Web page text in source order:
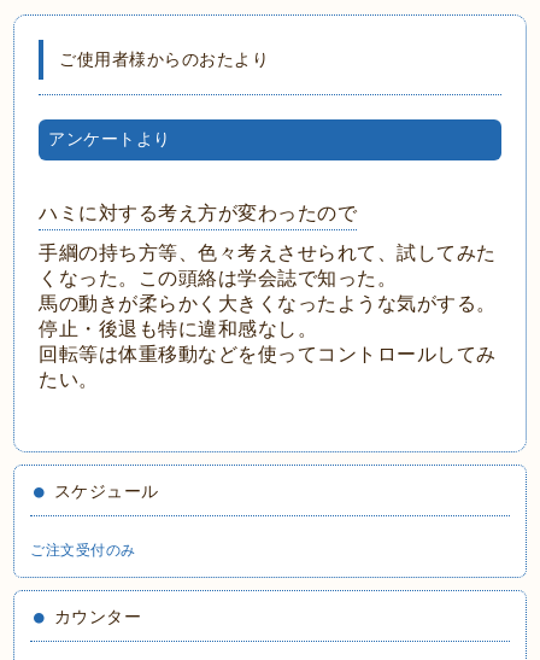
ご使用者様からのおたより
アンケートより
ハミに対する考え方が変わったので
手綱の持ち方等、色々考えさせられて、試してみた
くなった。この頭絡は学会誌で知った。
馬の動きが柔らかく大きくなったような気がする。
停止・後退も特に違和感なし。
回転等は体重移動などを使ってコントロールしてみ
たい。
スケジュール
ご注文受付のみ
カウンター